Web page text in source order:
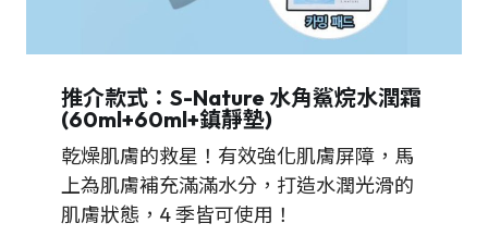
推介款式： S-Nature 水角鯊烷水潤霜
(60ml+60ml+鎮靜墊)
乾燥肌膚的救星！有效強化肌膚屏障，馬
上為肌膚補充滿滿水分，打造水潤光滑的
肌膚狀態，4 季皆可使用！